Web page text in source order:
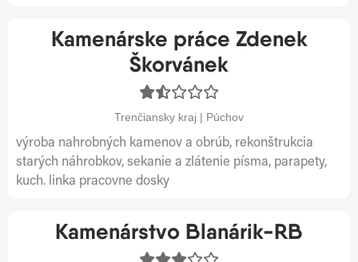
Kamenárske práce Zdenek
Škorvánek
Trenčiansky kraj | Púchov
výroba nahrobných kamenov a obrúb, rekonštrukcia
starých náhrobkov, sekanie a zlátenie písma, parapety,
kuch. linka pracovne dosky
Kamenárstvo Blanárik-RB